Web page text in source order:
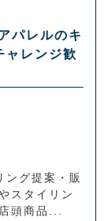
パレルのキ
ャレンジ歓
グ提案・販
スタイリン
頭商品...